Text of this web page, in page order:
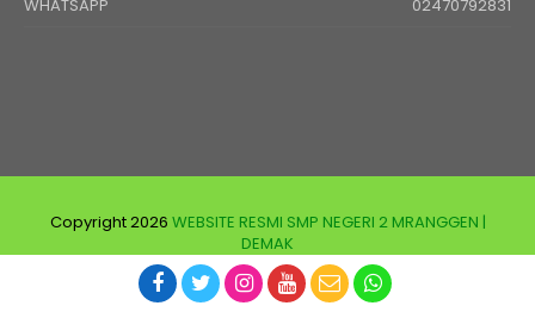
WHATSAPP
02470792831
Copyright 2026 WEBSITE RESMI SMP NEGERI 2 MRANGGEN |
DEMAK
Developed and supported by
jasawebsekolah.id